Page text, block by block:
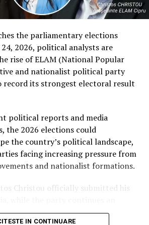
the parliamentary elections
2026, political analysts are
rise of ELAM (National Popular
and nationalist political party
record its strongest electoral result
political reports and media
the 2026 elections could
the country’s political landscape,
facing increasing pressure from
and nationalist formations.
Christou officially submitted his
focused on sovereignty,
IN CONTINUARE